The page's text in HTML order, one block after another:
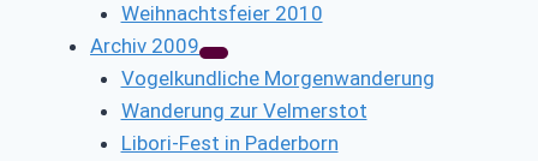
Weihnachtsfeier 2010
Archiv 2009
Vogelkundliche Morgenwanderung
Wanderung zur Velmerstot
Libori-Fest in Paderborn